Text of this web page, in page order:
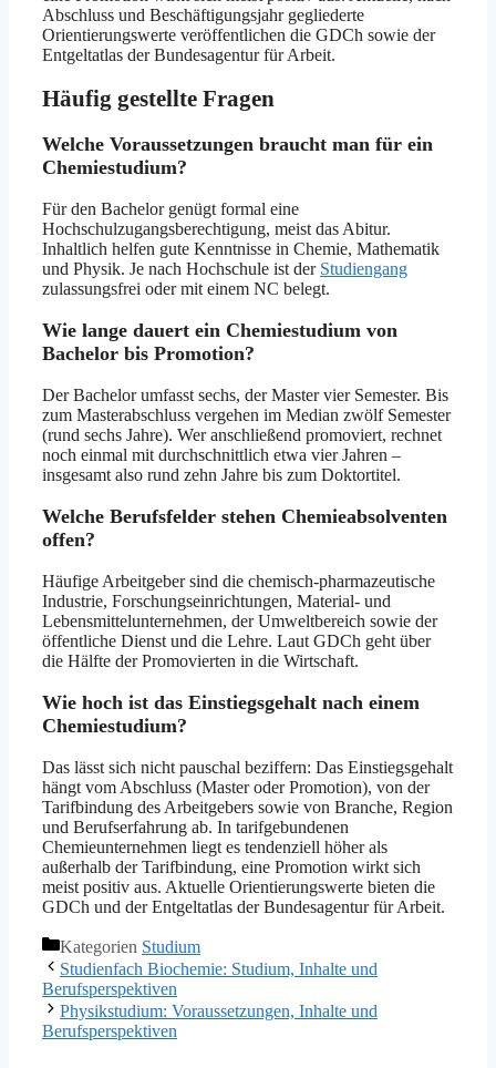
Abschluss und Beschäftigungsjahr gegliederte
Orientierungswerte veröffentlichen die GDCh sowie der
Entgeltatlas der Bundesagentur für Arbeit.
Häufig gestellte Fragen
Welche Voraussetzungen braucht man für ein
Chemiestudium?
Für den Bachelor genügt formal eine
Hochschulzugangsberechtigung, meist das Abitur.
Inhaltlich helfen gute Kenntnisse in Chemie, Mathematik
und Physik. Je nach Hochschule ist der Studiengang
zulassungsfrei oder mit einem NC belegt.
Wie lange dauert ein Chemiestudium von
Bachelor bis Promotion?
Der Bachelor umfasst sechs, der Master vier Semester. Bis
zum Masterabschluss vergehen im Median zwölf Semester
(rund sechs Jahre). Wer anschließend promoviert, rechnet
noch einmal mit durchschnittlich etwa vier Jahren –
insgesamt also rund zehn Jahre bis zum Doktortitel.
Welche Berufsfelder stehen Chemieabsolventen
offen?
Häufige Arbeitgeber sind die chemisch-pharmazeutische
Industrie, Forschungseinrichtungen, Material- und
Lebensmittelunternehmen, der Umweltbereich sowie der
öffentliche Dienst und die Lehre. Laut GDCh geht über
die Hälfte der Promovierten in die Wirtschaft.
Wie hoch ist das Einstiegsgehalt nach einem
Chemiestudium?
Das lässt sich nicht pauschal beziffern: Das Einstiegsgehalt
hängt vom Abschluss (Master oder Promotion), von der
Tarifbindung des Arbeitgebers sowie von Branche, Region
und Berufserfahrung ab. In tarifgebundenen
Chemieunternehmen liegt es tendenziell höher als
außerhalb der Tarifbindung, eine Promotion wirkt sich
meist positiv aus. Aktuelle Orientierungswerte bieten die
GDCh und der Entgeltatlas der Bundesagentur für Arbeit.
Kategorien Studium
Studienfach Biochemie: Studium, Inhalte und
Berufsperspektiven
Physikstudium: Voraussetzungen, Inhalte und
Berufsperspektiven